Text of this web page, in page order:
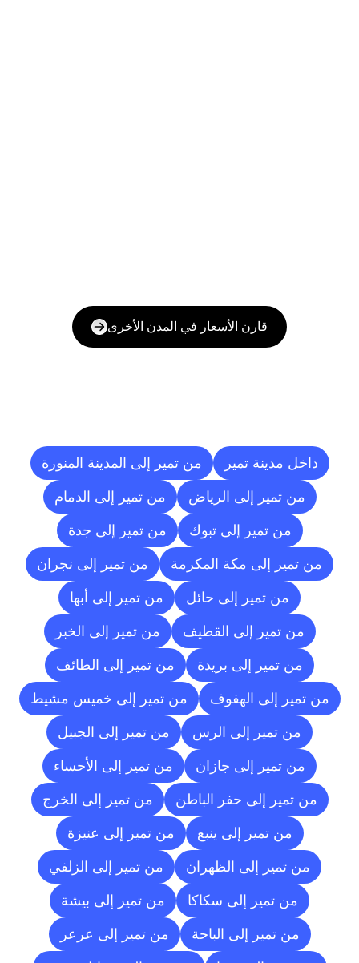
قارن الأسعار في المدن الأخرى
داخل مدينة تمير من تمير إلى المدينة المنورة
من تمير إلى الرياض من تمير إلى الدمام
من تمير إلى تبوك من تمير إلى جدة
من تمير إلى مكة المكرمة من تمير إلى نجران
من تمير إلى حائل من تمير إلى أبها
من تمير إلى القطيف من تمير إلى الخبر
من تمير إلى بريدة من تمير إلى الطائف
من تمير إلى الهفوف من تمير إلى خميس مشيط
من تمير إلى الرس من تمير إلى الجبيل
من تمير إلى جازان من تمير إلى الأحساء
من تمير إلى حفر الباطن من تمير إلى الخرج
من تمير إلى ينبع من تمير إلى عنيزة
من تمير إلى الظهران من تمير إلى الزلفي
من تمير إلى سكاكا من تمير إلى بيشة
من تمير إلى الباحة من تمير إلى عرعر